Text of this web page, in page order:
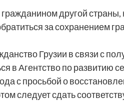
другой
за сохранением
Грузии в связи с
в Агентство по развитию
с просьбой о
следует сдать